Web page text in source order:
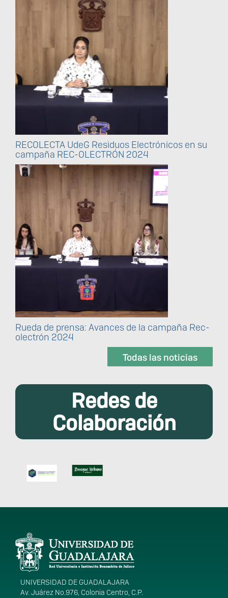
RECOLECTA UdeG Residuos Electrónicos en su
campaña REC-OLECTRÓN 2024
Rueda de prensa: Avances de la campaña Rec-
olectrón 2024
Todas las noticias
Redes de
Colaboración
Información del
portal
UNIVERSIDAD DE GUADALAJARA
Av. Juárez No.976, Colonia Centro, C.P.